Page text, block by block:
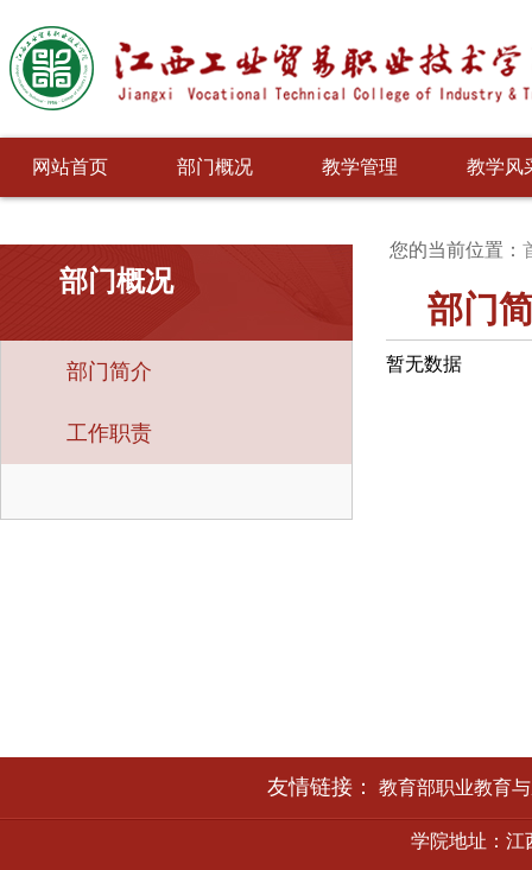
网站首页 部门概况 教学管理 教学风
部门概况
部门简介
工作职责
您的当前位置：
部门
暂无数据
友情链接： 教育部职业教育
学院地址：江